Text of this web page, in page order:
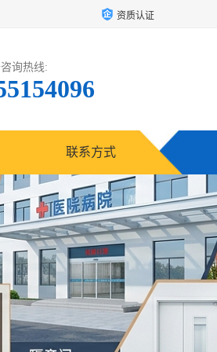
资质认证
询热线:
联系方式